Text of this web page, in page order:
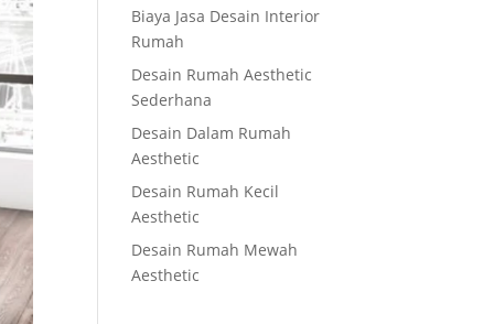
Biaya Jasa Desain Interior
Rumah
Desain Rumah Aesthetic
Sederhana
Desain Dalam Rumah
Aesthetic
Desain Rumah Kecil
Aesthetic
Desain Rumah Mewah
Aesthetic